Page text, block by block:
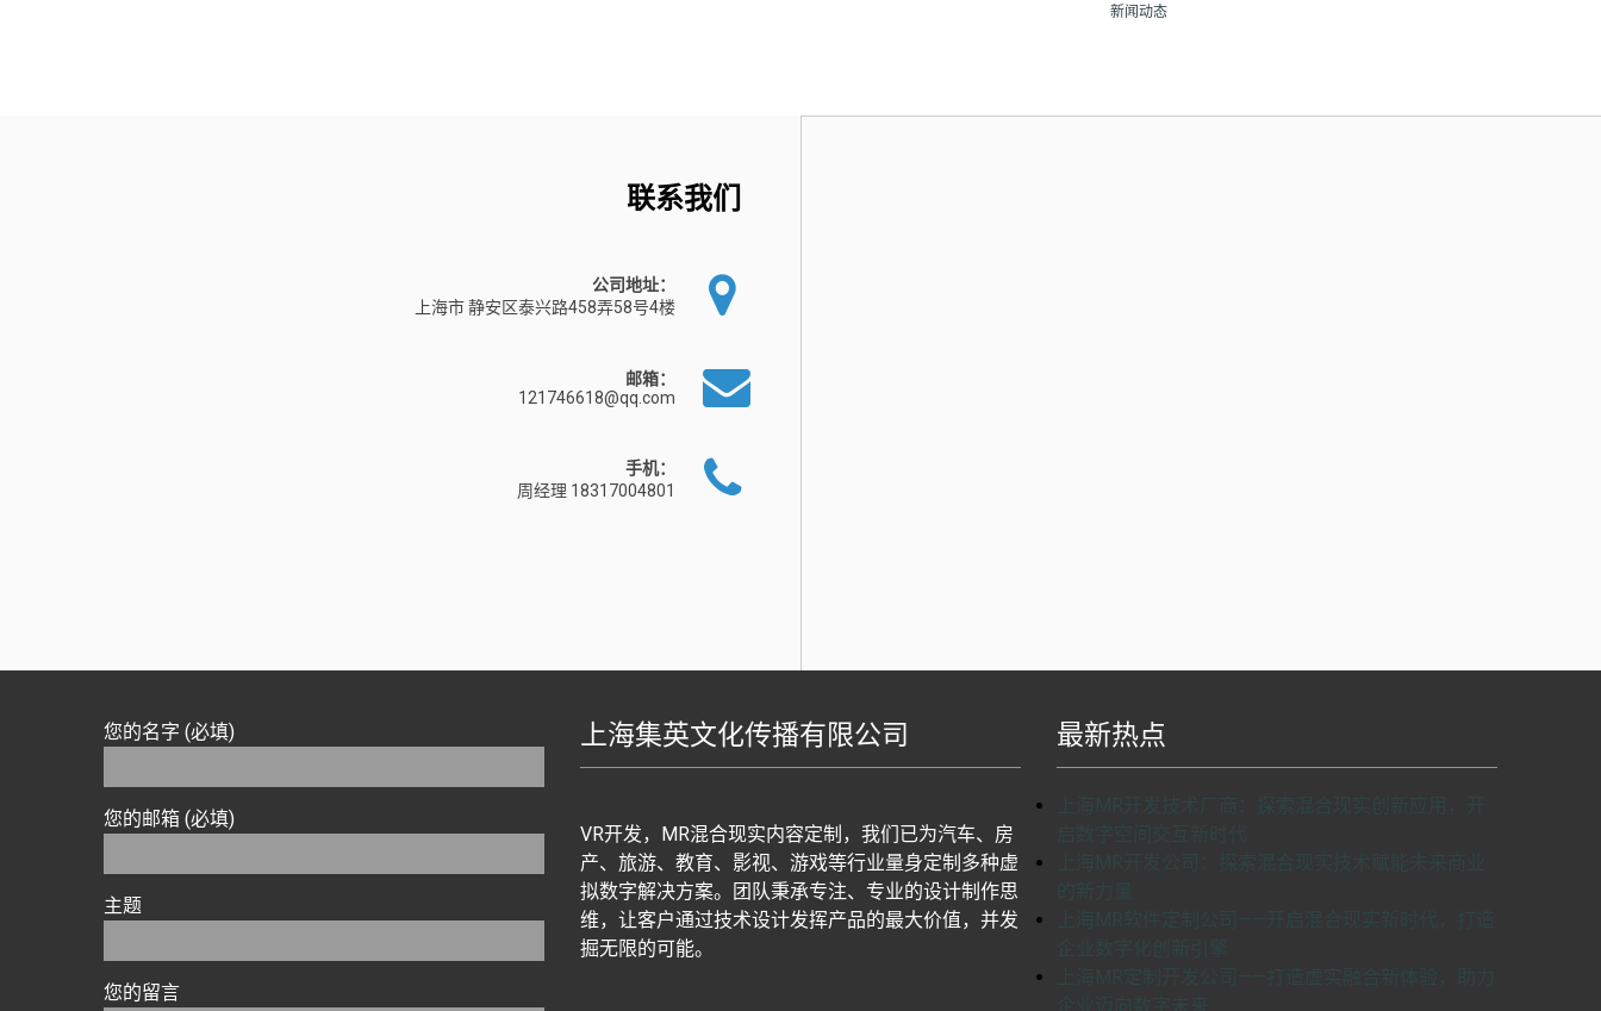
新闻动态
联系我们
公司地址：
上海市 静安区泰兴路458弄58号4楼
邮箱：
121746618@qq.com
手机：
周经理 18317004801
您的名字 (必填)
您的邮箱 (必填)
主题
您的留言
上海集英文化传播有限公司
VR开发，MR混合现实内容定制，我们已为汽车、房
产、旅游、教育、影视、游戏等行业量身定制多种虚
拟数字解决方案。团队秉承专注、专业的设计制作思
维，让客户通过技术设计发挥产品的最大价值，并发
掘无限的可能。
最新热点